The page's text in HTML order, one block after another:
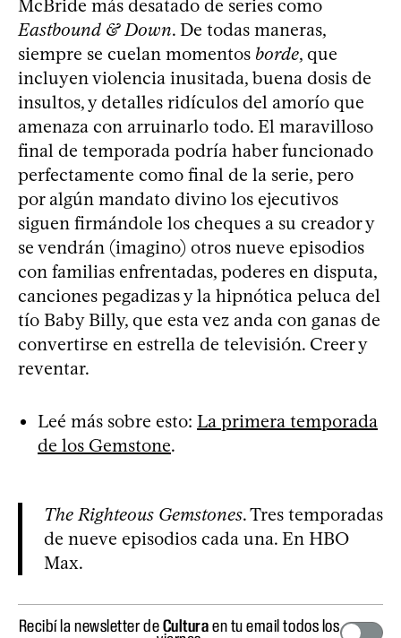
McBride más desatado de series como
Eastbound & Down. De todas maneras,
siempre se cuelan momentos borde, que
incluyen violencia inusitada, buena dosis de
insultos, y detalles ridículos del amorío que
amenaza con arruinarlo todo. El maravilloso
final de temporada podría haber funcionado
perfectamente como final de la serie, pero
por algún mandato divino los ejecutivos
siguen firmándole los cheques a su creador y
se vendrán (imagino) otros nueve episodios
con familias enfrentadas, poderes en disputa,
canciones pegadizas y la hipnótica peluca del
tío Baby Billy, que esta vez anda con ganas de
convertirse en estrella de televisión. Creer y
reventar.
Leé más sobre esto: La primera temporada
de los Gemstone.
The Righteous Gemstones. Tres temporadas
de nueve episodios cada una. En HBO
Max.
Recibí la newsletter deCulturaen tu email todos los